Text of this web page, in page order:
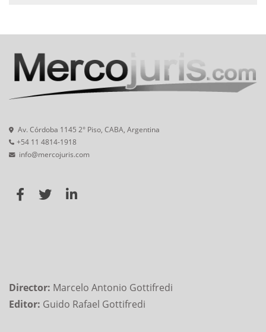
Av. Córdoba 1145 2° Piso, CABA, Argentina
+54 11 4814-1918
info@mercojuris.com
Director: Marcelo Antonio Gottifredi
Editor: Guido Rafael Gottifredi